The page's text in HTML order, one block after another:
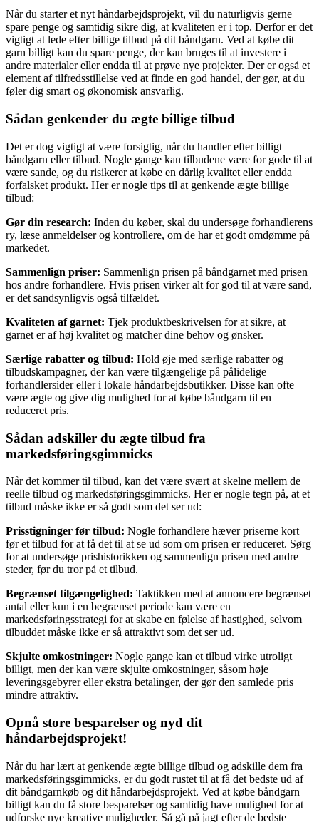
Når du starter et nyt håndarbejdsprojekt, vil du naturligvis gerne
spare penge og samtidig sikre dig, at kvaliteten er i top. Derfor er det
vigtigt at lede efter billige tilbud på dit båndgarn. Ved at købe dit
garn billigt kan du spare penge, der kan bruges til at investere i
andre materialer eller endda til at prøve nye projekter. Der er også et
element af tilfredsstillelse ved at finde en god handel, der gør, at du
føler dig smart og økonomisk ansvarlig.
Sådan genkender du ægte billige tilbud
Det er dog vigtigt at være forsigtig, når du handler efter billigt
båndgarn eller tilbud. Nogle gange kan tilbudene være for gode til at
være sande, og du risikerer at købe en dårlig kvalitet eller endda
forfalsket produkt. Her er nogle tips til at genkende ægte billige
tilbud:
Gør din research: Inden du køber, skal du undersøge forhandlerens
ry, læse anmeldelser og kontrollere, om de har et godt omdømme på
markedet.
Sammenlign priser: Sammenlign prisen på båndgarnet med prisen
hos andre forhandlere. Hvis prisen virker alt for god til at være sand,
er det sandsynligvis også tilfældet.
Kvaliteten af garnet: Tjek produktbeskrivelsen for at sikre, at
garnet er af høj kvalitet og matcher dine behov og ønsker.
Særlige rabatter og tilbud: Hold øje med særlige rabatter og
tilbudskampagner, der kan være tilgængelige på pålidelige
forhandlersider eller i lokale håndarbejdsbutikker. Disse kan ofte
være ægte og give dig mulighed for at købe båndgarn til en
reduceret pris.
Sådan adskiller du ægte tilbud fra
markedsføringsgimmicks
Når det kommer til tilbud, kan det være svært at skelne mellem de
reelle tilbud og markedsføringsgimmicks. Her er nogle tegn på, at et
tilbud måske ikke er så godt som det ser ud:
Prisstigninger før tilbud: Nogle forhandlere hæver priserne kort
før et tilbud for at få det til at se ud som om prisen er reduceret. Sørg
for at undersøge prishistorikken og sammenlign prisen med andre
steder, før du tror på et tilbud.
Begrænset tilgængelighed: Taktikken med at annoncere begrænset
antal eller kun i en begrænset periode kan være en
markedsføringsstrategi for at skabe en følelse af hastighed, selvom
tilbuddet måske ikke er så attraktivt som det ser ud.
Skjulte omkostninger: Nogle gange kan et tilbud virke utroligt
billigt, men der kan være skjulte omkostninger, såsom høje
leveringsgebyrer eller ekstra betalinger, der gør den samlede pris
mindre attraktiv.
Opnå store besparelser og nyd dit
håndarbejdsprojekt!
Når du har lært at genkende ægte billige tilbud og adskille dem fra
markedsføringsgimmicks, er du godt rustet til at få det bedste ud af
dit båndgarnkøb og dit håndarbejdsprojekt. Ved at købe båndgarn
billigt kan du få store besparelser og samtidig have mulighed for at
udforske nye kreative muligheder. Så gå på jagt efter de bedste